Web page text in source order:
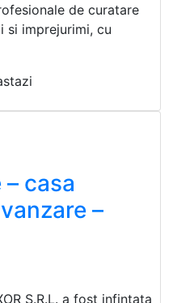
de curatare
si imprejurimi, cu
casa
–
S.R.L. a fost infintata